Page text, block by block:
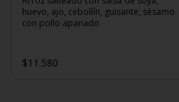
huevo, ajo, cebollín, guisante, sésamo
con pollo apanado
$11.580